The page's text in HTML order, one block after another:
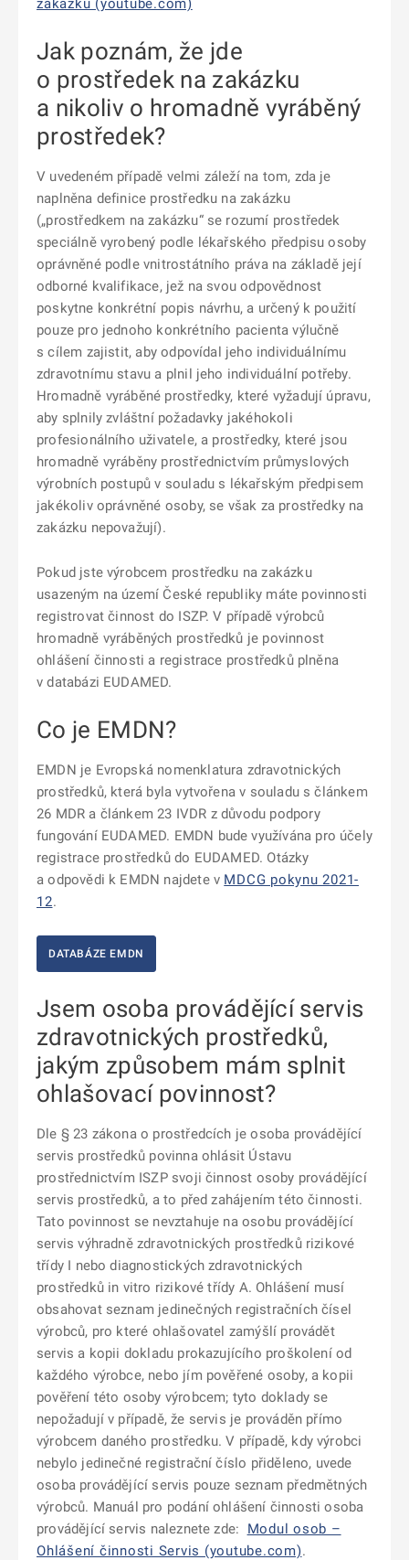
zakázku (youtube.com)
Jak poznám, že jde
o prostředek na zakázku
a nikoliv o hromadně vyráběný
prostředek?
V uvedeném případě velmi záleží na tom, zda je
naplněna definice prostředku na zakázku
(„prostředkem na zakázku“ se rozumí prostředek
speciálně vyrobený podle lékařského předpisu osoby
oprávněné podle vnitrostátního práva na základě její
odborné kvalifikace, jež na svou odpovědnost
poskytne konkrétní popis návrhu, a určený k použití
pouze pro jednoho konkrétního pacienta výlučně
s cílem zajistit, aby odpovídal jeho individuálnímu
zdravotnímu stavu a plnil jeho individuální potřeby.
Hromadně vyráběné prostředky, které vyžadují úpravu,
aby splnily zvláštní požadavky jakéhokoli
profesionálního uživatele, a prostředky, které jsou
hromadně vyráběny prostřednictvím průmyslových
výrobních postupů v souladu s lékařským předpisem
jakékoliv oprávněné osoby, se však za prostředky na
zakázku nepovažují).
Pokud jste výrobcem prostředku na zakázku
usazeným na území České republiky máte povinnosti
registrovat činnost do ISZP. V případě výrobců
hromadně vyráběných prostředků je povinnost
ohlášení činnosti a registrace prostředků plněna
v databázi EUDAMED.
Co je EMDN?
EMDN je Evropská nomenklatura zdravotnických
prostředků, která byla vytvořena v souladu s článkem
26 MDR a článkem 23 IVDR z důvodu podpory
fungování EUDAMED. EMDN bude využívána pro účely
registrace prostředků do EUDAMED. Otázky
a odpovědi k EMDN najdete v MDCG pokynu 2021-
12.
DATABÁZE EMDN
Jsem osoba provádějící servis
zdravotnických prostředků,
jakým způsobem mám splnit
ohlašovací povinnost?
Dle § 23 zákona o prostředcích je osoba provádějící
servis prostředků povinna ohlásit Ústavu
prostřednictvím ISZP svoji činnost osoby provádějící
servis prostředků, a to před zahájením této činnosti.
Tato povinnost se nevztahuje na osobu provádějící
servis výhradně zdravotnických prostředků rizikové
třídy I nebo diagnostických zdravotnických
prostředků in vitro rizikové třídy A. Ohlášení musí
obsahovat seznam jedinečných registračních čísel
výrobců, pro které ohlašovatel zamýšlí provádět
servis a kopii dokladu prokazujícího proškolení od
každého výrobce, nebo jím pověřené osoby, a kopii
pověření této osoby výrobcem; tyto doklady se
nepožadují v případě, že servis je prováděn přímo
výrobcem daného prostředku. V případě, kdy výrobci
nebylo jedinečné registrační číslo přiděleno, uvede
osoba provádějící servis pouze seznam předmětných
výrobců. Manuál pro podání ohlášení činnosti osoba
provádějící servis naleznete zde: Modul osob –
Ohlášení činnosti Servis (youtube.com).